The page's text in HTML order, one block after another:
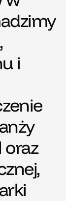
i
oraz